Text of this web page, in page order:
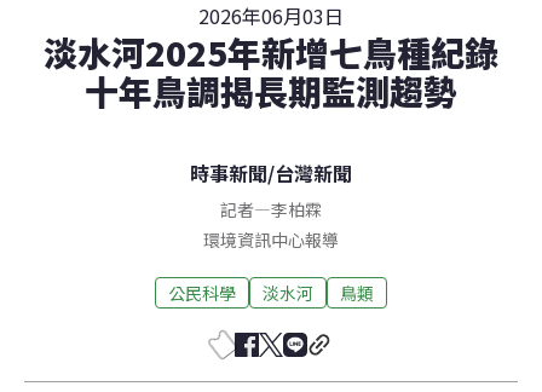
2026年06月03日
淡水河2025年新增七鳥種紀錄
十年鳥調揭長期監測趨勢
時事新聞/台灣新聞
記者—李柏霖
環境資訊中心報導
公民科學 淡水河 鳥類